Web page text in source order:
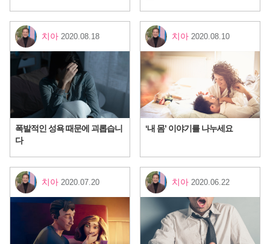
치아 2020.08.18
폭발적인 성욕 때문에 괴롭습니
다
치아 2020.08.10
‘내 몸’ 이야기를 나누세요
치아 2020.07.20 치아 2020.06.22